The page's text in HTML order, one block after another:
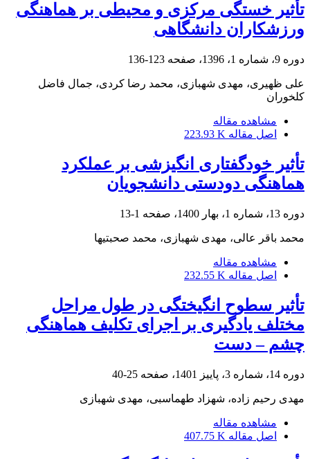
تأثیر خستگی مرکزی و محیطی بر هماهنگی
ورزشکاران دانشگاهی
دوره 9، شماره 1، 1396، صفحه 123-136
علی ظهیری، مهدی شهبازی، محمد رضا کردی، جمال فاضل
کلخوران
مشاهده مقاله
اصل مقاله 223.93 K
تأثیر خودگفتاری انگیزشی بر عملکرد
هماهنگی دودستی دانشجویان
دوره 13، شماره 1، بهار 1400، صفحه 1-13
محمد باقر عالی، مهدی شهبازی، محمد صحبتیها
مشاهده مقاله
اصل مقاله 232.55 K
تأثیر سطوح انگیختگی در طول مراحل
مختلف یادگیری بر اجرای تکلیف هماهنگی
چشم – دست
دوره 14، شماره 3، پاییز 1401، صفحه 25-40
مهدی رحیم زاده، شهزاد طهماسبی، مهدی شهبازی
مشاهده مقاله
اصل مقاله 407.75 K